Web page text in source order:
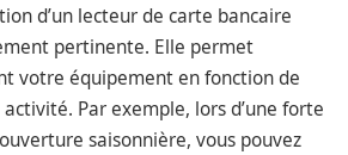
d’un lecteur de carte bancaire
pertinente. Elle permet
votre équipement en fonction de
Par exemple, lors d’une forte
saisonnière, vous pouvez